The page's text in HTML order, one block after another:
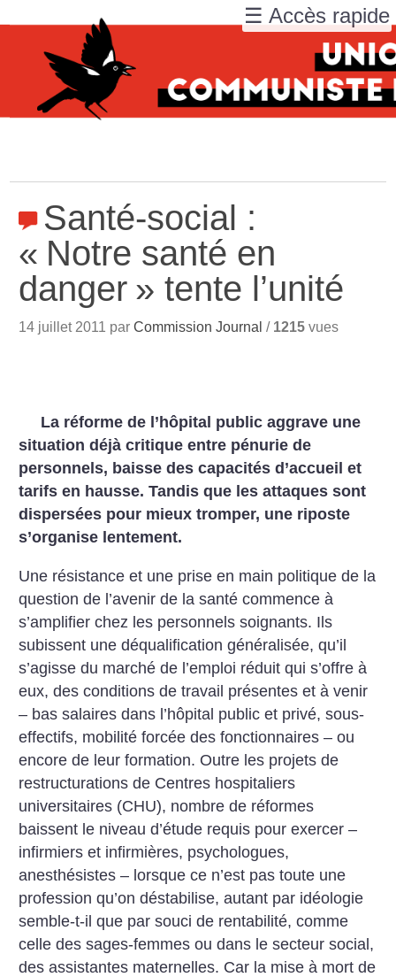
Santé-social :
« Notre santé en
danger » tente l’unité
14 juillet 2011 parCommission Journal / 1215 vues
La réforme de l’hôpital public aggrave une
situation déjà critique entre pénurie de
personnels, baisse des capacités d’accueil et
tarifs en hausse. Tandis que les attaques sont
dispersées pour mieux tromper, une riposte
s’organise lentement.
Une résistance et une prise en main politique de la
question de l’avenir de la santé commence à
s’amplifier chez les personnels soignants. Ils
subissent une déqualification généralisée, qu’il
s’agisse du marché de l’emploi réduit qui s’offre à
eux, des conditions de travail présentes et à venir
– bas salaires dans l’hôpital public et privé, sous-
effectifs, mobilité forcée des fonctionnaires – ou
encore de leur formation. Outre les projets de
restructurations de Centres hospitaliers
universitaires (CHU), nombre de réformes
baissent le niveau d’étude requis pour exercer –
infirmiers et infirmières, psychologues,
anesthésistes – lorsque ce n’est pas toute une
profession qu’on déstabilise, autant par idéologie
semble-t-il que par souci de rentabilité, comme
celle des sages-femmes ou dans le secteur social,
des assistantes maternelles. Car la mise à mort de
☰ Accès rapide